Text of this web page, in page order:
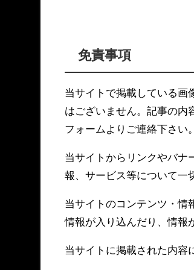
免責事項
当サイトで掲載している画
はございません。記事の内
フォームよりご連絡下さい
当サイトからリンクやバナ
報、サービス等について一
当サイトのコンテンツ・情
情報が入り込んだり、情報
当サイトに掲載された内容